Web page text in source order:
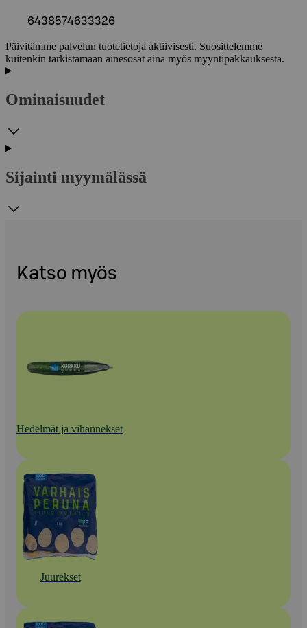
6438574633326
Päivitämme palvelun tuotetietoja aktiivisesti. Suosittelemme
kuitenkin tarkistamaan ainesosat aina myös myyntipakkauksesta.
Ominaisuudet
Sijainti myymälässä
Katso myös
Hedelmät ja vihannekset
Juurekset